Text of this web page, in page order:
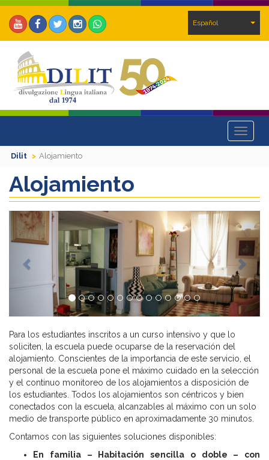
Español
Toggle
Dilit
Alojamiento
Alojamiento
Previous Next
Para los estudiantes inscritos a un curso intensivo y que lo
soliciten, la escuela puede ocuparse de la reservación del
alojamiento. Conscientes de la importancia de este servicio, el
personal de la escuela pone el máximo cuidado en la selección
y el continuo monitoreo de los alojamientos a disposición de
los estudiantes. Todos los alojamientos son céntricos y bien
conectados con la escuela, alcanzables al máximo con un solo
medio de transporte público en aproximadamente 30 minutos.
Contamos con las siguientes soluciones disponibles:
En familia – Habitación sencilla o doble – con